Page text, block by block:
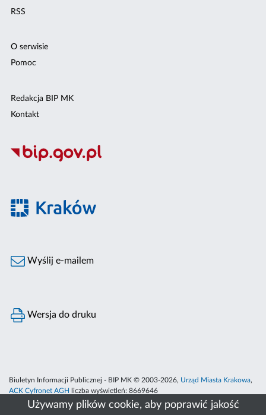
Używamy plików cookie, aby poprawić jakość
RSS
O serwisie
Pomoc
Redakcja BIP MK
Kontakt
Wyślij e-mailem
Wersja do druku
Biuletyn Informacji Publicznej - BIP MK © 2003-2026, Urząd Miasta Krakowa,
ACK Cyfronet AGH
liczba wyświetleń: 8669646